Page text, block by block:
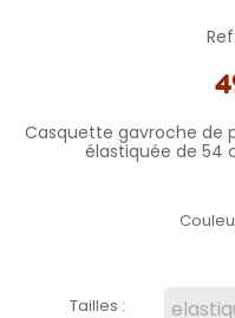
Casquette gavroche de
élastiquée de 54
Tailles :